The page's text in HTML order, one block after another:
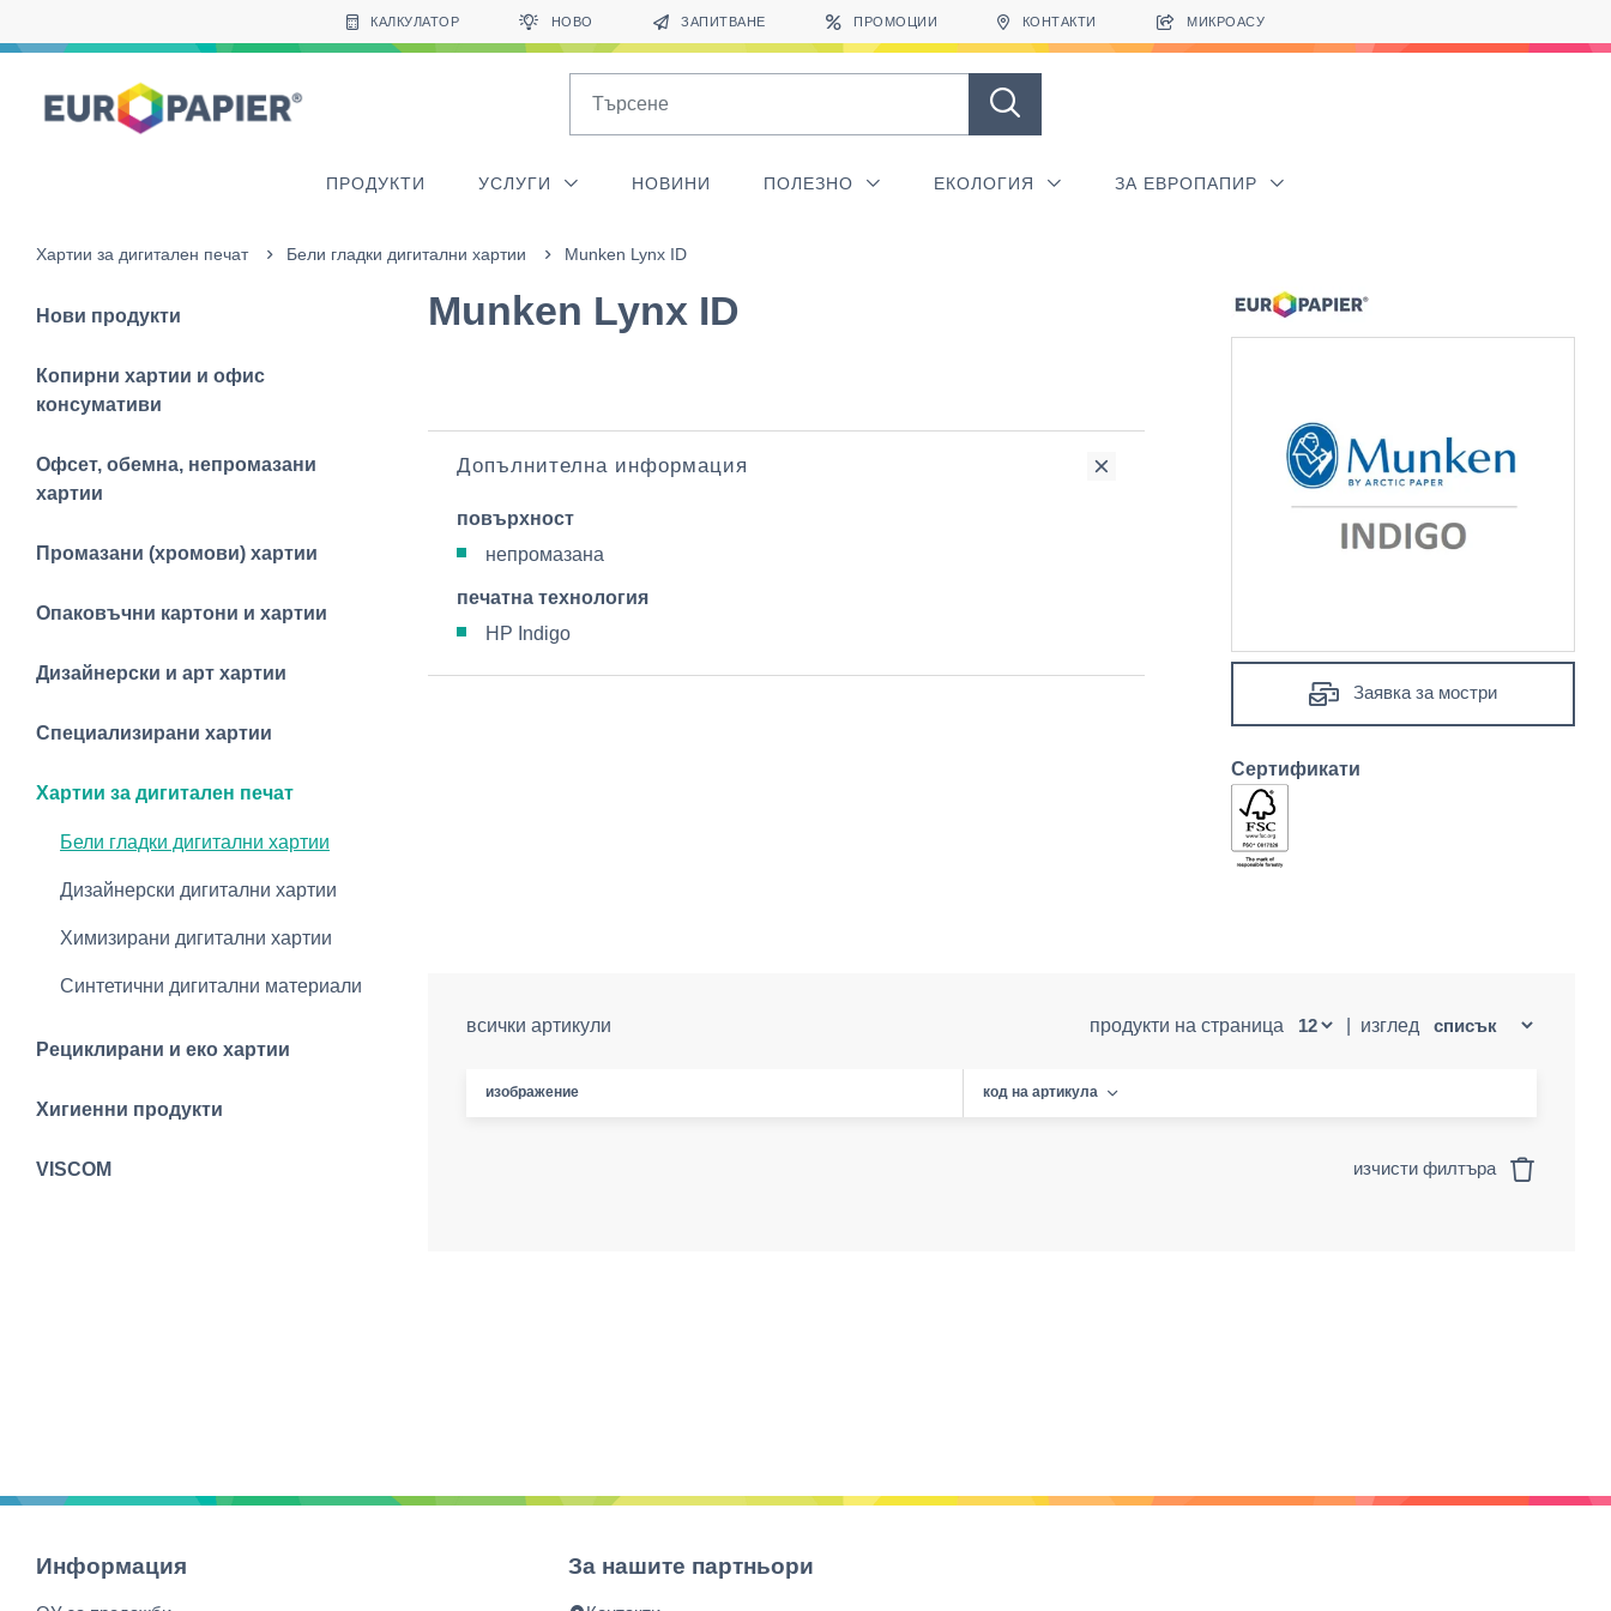
КАЛКУЛАТОР НОВО ЗАПИТВАНЕ ПРОМОЦИИ КОНТАКТИ МИКРОАСУ
ПРОДУКТИ УСЛУГИ НОВИНИ ПОЛЕЗНО ЕКОЛОГИЯ ЗА ЕВРОПАПИР
Хартии за дигитален печат Бели гладки дигитални хартии Munken Lynx ID
Нови продукти
Копирни хартии и офис
консумативи
Офсет, обемна, непромазани
хартии
Промазани (хромови) хартии
Опаковъчни картони и хартии
Дизайнерски и арт хартии
Специализирани хартии
Хартии за дигитален печат
Бели гладки дигитални хартии
Дизайнерски дигитални хартии
Химизирани дигитални хартии
Синтетични дигитални материали
Рециклирани и еко хартии
Хигиенни продукти
VISCOM
Munken Lynx ID
Допълнителна информация
повърхност
непромазана
печатна технология
HP Indigo
Заявка за мостри
Сертификати
всички артикули продукти на страница изглед
изображение код на артикула
изчисти филтъра
Информация За нашите партньори